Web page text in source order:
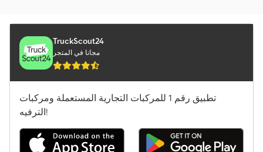
Volvo Fm 300
Volvo Fm 400
المعدات الخاصة بتشغيل المطارات
شاحنة قلابة مع رافعة
TruckScout24
مجانا في المتجر
تطبيق رقم 1 للمركبات التجارية المستعملة ومركبات
الترفيه!